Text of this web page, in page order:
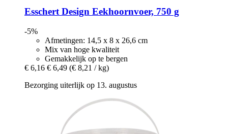
Esschert Design Eekhoornvoer, 750 g
-5%
Afmetingen: 14,5 x 8 x 26,6 cm
Mix van hoge kwaliteit
Gemakkelijk op te bergen
€ 6,16 € 6,49 (€ 8,21 / kg)
Bezorging uiterlijk op 13. augustus